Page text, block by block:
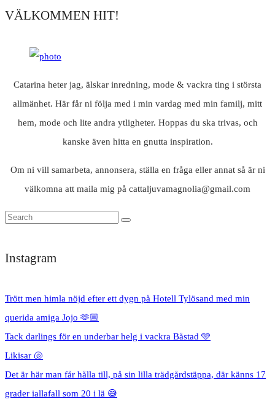
VÄLKOMMEN HIT!
Catarina heter jag, älskar inredning, mode & vackra ting i största
allmänhet. Här får ni följa med i min vardag med min familj, mitt
hem, mode och lite andra ytligheter. Hoppas du ska trivas, och
kanske även hitta en gnutta inspiration.
Om ni vill samarbeta, annonsera, ställa en fråga eller annat så är ni
välkomna att maila mig på cattaljuvamagnolia@gmail.com
Instagram
Trött men himla nöjd efter ett dygn på Hotell Tylösand med min
querida amiga Jojo 🫶🏼
Tack darlings för en underbar helg i vackra Båstad 🩵
Likisar 🐚
Det är här man får hålla till, på sin lilla trädgårdstäppa, där känns 17
grader iallafall som 20 i lä 😅